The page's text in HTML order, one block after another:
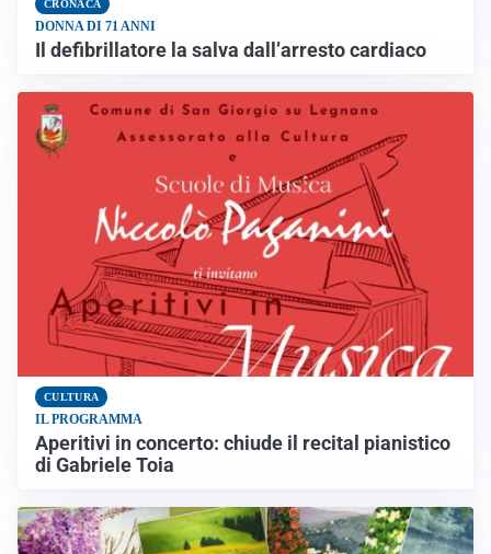
CRONACA
DONNA DI 71 ANNI
Il defibrillatore la salva dall’arresto cardiaco
CULTURA
IL PROGRAMMA
Aperitivi in concerto: chiude il recital pianistico
di Gabriele Toia